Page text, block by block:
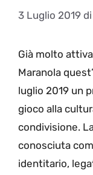
3 Luglio 2019 di
Già molto
Maranola
luglio 2019 un
gioco alla
condivisione.
conosciuta
identitario,